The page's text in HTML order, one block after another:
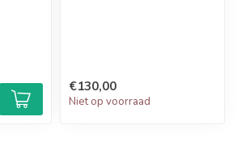
€130,00
Niet op voorraad